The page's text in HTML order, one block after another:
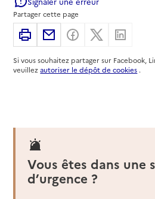
Partager cette page
ImprimerPartager par email
Partager surPartager sur
Si vous souhaitez partager sur Facebook,
veuillezautoriser le dépôt de cookies .
Vous êtes dans une
d’urgence ?